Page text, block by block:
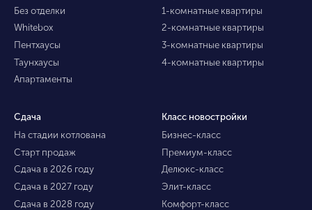
Без отделки
Whitebox
Пентхаусы
Таунхаусы
Апартаменты
1-комнатные квартиры
2-комнатные квартиры
3-комнатные квартиры
4-комнатные квартиры
Сдача
На стадии котлована
Старт продаж
Сдача в 2026 году
Сдача в 2027 году
Сдача в 2028 году
Класс новостройки
Бизнес-класс
Премиум-класс
Делюкс-класс
Элит-класс
Комфорт-класс